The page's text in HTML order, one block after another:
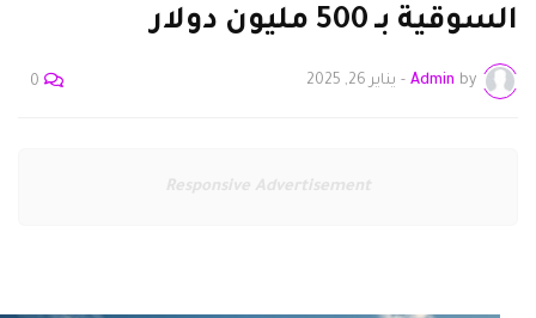
السوقية بـ 500 مليون دولار
by
Admin
- يناير 26, 2025 0
Responsive Advertisement